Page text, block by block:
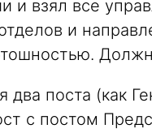
и взял все
и
два поста (как
с постом